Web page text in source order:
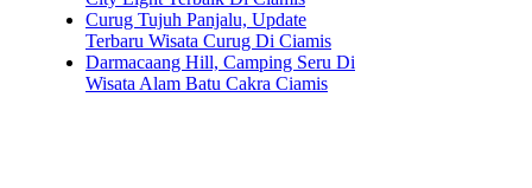
Curug Tujuh Panjalu, Update
Terbaru Wisata Curug Di Ciamis
Darmacaang Hill, Camping Seru Di
Wisata Alam Batu Cakra Ciamis